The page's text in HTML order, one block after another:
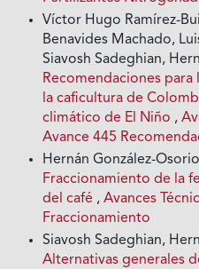
Víctor Hugo Ramírez-
Benavides Machado,
Siavosh Sadeghian,
Recomendaciones
la caficultura de
climático de El Niño ,
Avance 445
Hernán González-
Fraccionamiento de la
del café ,Avances
Fraccionamiento
Siavosh Sadeghian,
Alternativas generales